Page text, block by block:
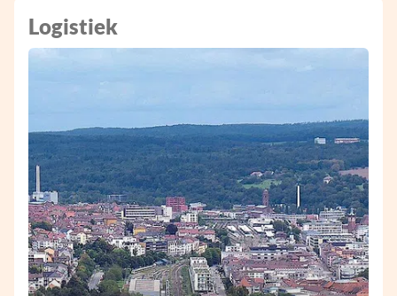
Logistiek